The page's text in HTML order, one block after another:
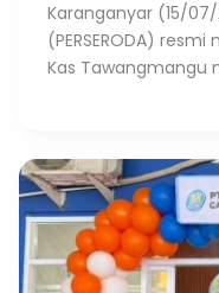
Karanganyar (15/07/
(PERSERODA)
Kas Tawangmangu